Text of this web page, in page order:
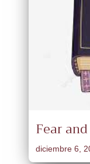
Fear
diciembre 6,